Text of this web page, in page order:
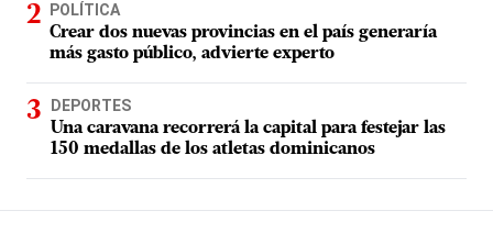
POLÍTICA
Crear dos nuevas provincias en el país generaría
más gasto público, advierte experto
DEPORTES
Una caravana recorrerá la capital para festejar las
150 medallas de los atletas dominicanos